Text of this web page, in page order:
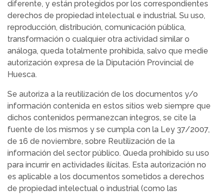
diferente, y están protegidos por los correspondientes
derechos de propiedad intelectual e industrial. Su uso,
reproducción, distribución, comunicación pública,
transformación o cualquier otra actividad similar o
análoga, queda totalmente prohibida, salvo que medie
autorización expresa de la Diputación Provincial de
Huesca.
Se autoriza a la reutilización de los documentos y/o
información contenida en estos sitios web siempre que
dichos contenidos permanezcan íntegros, se cite la
fuente de los mismos y se cumpla con la Ley 37/2007,
de 16 de noviembre, sobre Reutilización de la
información del sector público. Queda prohibido su uso
para incurrir en actividades ilícitas. Esta autorización no
es aplicable a los documentos sometidos a derechos
de propiedad intelectual o industrial (como las